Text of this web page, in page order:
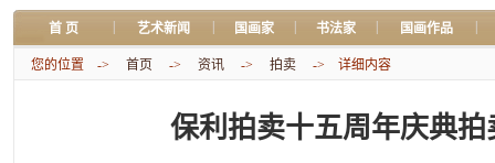
首 页 艺术新闻 国画家 书法家 国画作品
您的位置 -> 首页 -> 资讯 -> 拍卖 -> 详细内容
保利拍卖十五周年庆典拍